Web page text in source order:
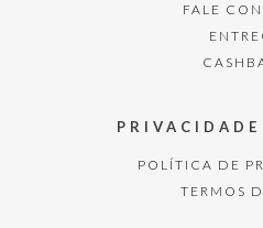
FALE
PRIVACIDADE
POLÍTICA DE
TERMOS